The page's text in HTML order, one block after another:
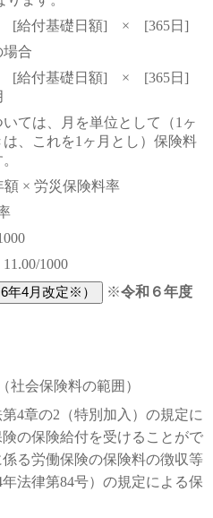
[給付基礎日額] × [365日]
合
[給付基礎日額] × [365日]
ては、月を単位として（1ヶ
、これを1ヶ月とし）保険料
× 労災保険料率
1000
※令和６年度
社会保険料の範囲）
4章の2（特別加入）の規定に
の保険給付を受けることがで
る労働保険の保険料の徴収等
法律第84号）の規定による保